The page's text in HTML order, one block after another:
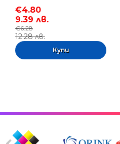
€4.80
9.39 лв.
€6.28
12.28 лв.